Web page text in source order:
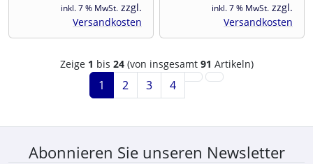
inkl. 7 % MwSt. zzgl.
Versandkosten
inkl. 7 % MwSt. zzgl.
Versandkosten
Zeige 1 bis 24(von insgesamt 91 Artikeln)
1 2 3 4
Abonnieren Sie unseren Newsletter